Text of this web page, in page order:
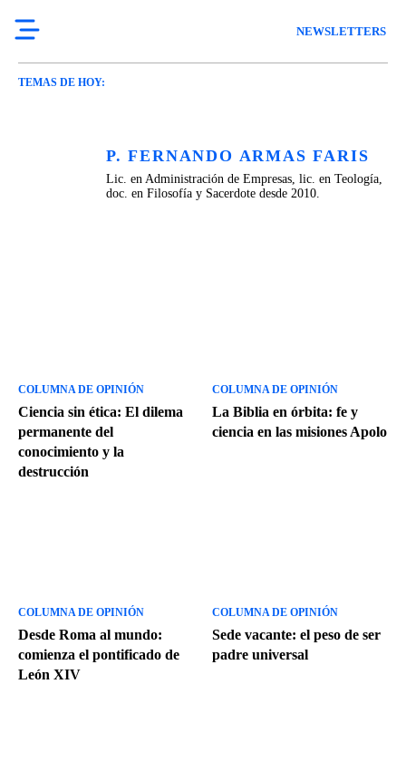
NEWSLETTERS
TEMAS DE HOY:
P. FERNANDO ARMAS FARIS
Lic. en Administración de Empresas, lic. en Teología,
doc. en Filosofía y Sacerdote desde 2010.
COLUMNA DE OPINIÓN
Ciencia sin ética: El dilema
permanente del
conocimiento y la
destrucción
COLUMNA DE OPINIÓN
La Biblia en órbita: fe y
ciencia en las misiones Apolo
COLUMNA DE OPINIÓN
Desde Roma al mundo:
comienza el pontificado de
León XIV
COLUMNA DE OPINIÓN
Sede vacante: el peso de ser
padre universal